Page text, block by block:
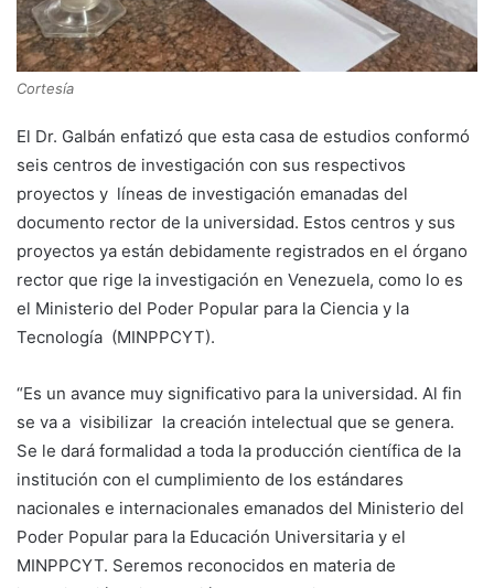
Cortesía
El Dr. Galbán enfatizó que esta casa de estudios conformó
seis centros de investigación con sus respectivos
proyectos y líneas de investigación emanadas del
documento rector de la universidad. Estos centros y sus
proyectos ya están debidamente registrados en el órgano
rector que rige la investigación en Venezuela, como lo es
el Ministerio del Poder Popular para la Ciencia y la
Tecnología (MINPPCYT).
“Es un avance muy significativo para la universidad. Al fin
se va a visibilizar la creación intelectual que se genera.
Se le dará formalidad a toda la producción científica de la
institución con el cumplimiento de los estándares
nacionales e internacionales emanados del Ministerio del
Poder Popular para la Educación Universitaria y el
MINPPCYT. Seremos reconocidos en materia de